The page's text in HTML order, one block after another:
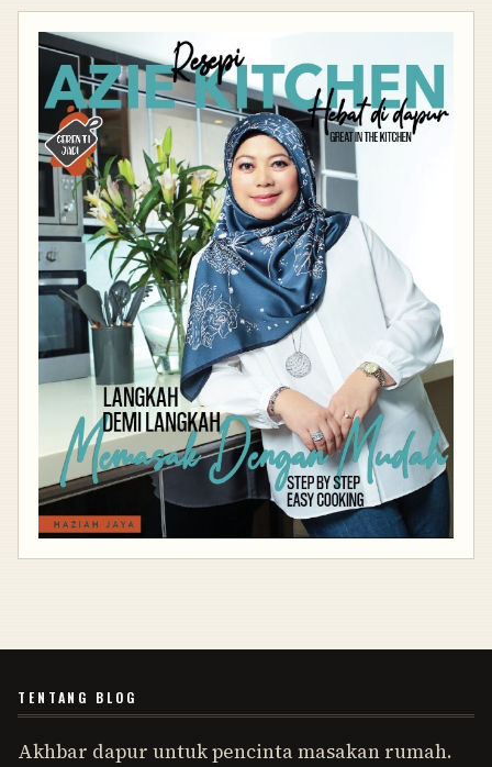
TENTANG BLOG
Akhbar dapur untuk pencinta masakan rumah.